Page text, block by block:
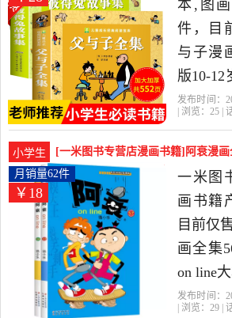
价比很
江苏 南
本,图
件，目
与子漫
版10-
故事绘
必读班
是
精选书
价比很
由江苏
发布时间：
| 浏览： 25 |
小学生
[一米图书专营店漫画书籍]阿衰漫画
册 阿衰月销量62件仅售17.8元
￥18
月销量62件
一米图
画书籍
目前仅
画全集
on line
书籍搞
发布时间：
| 浏览： 29 |